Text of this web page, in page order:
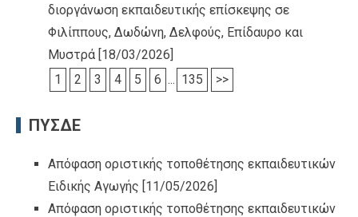
διοργάνωση εκπαιδευτικής επίσκεψης σε
Φιλίππους, Δωδώνη, Δελφούς, Επίδαυρο και
Μυστρά [18/03/2026]
1
2 3 4 5 6 ... 135 >>
ΠΥΣΔΕ
Απόφαση οριστικής τοποθέτησης εκπαιδευτικών
Ειδικής Αγωγής [11/05/2026]
Απόφαση οριστικής τοποθέτησης εκπαιδευτικών